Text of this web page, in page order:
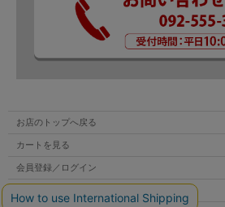
お店のトップへ戻る
カートを見る
会員登録／ログイン